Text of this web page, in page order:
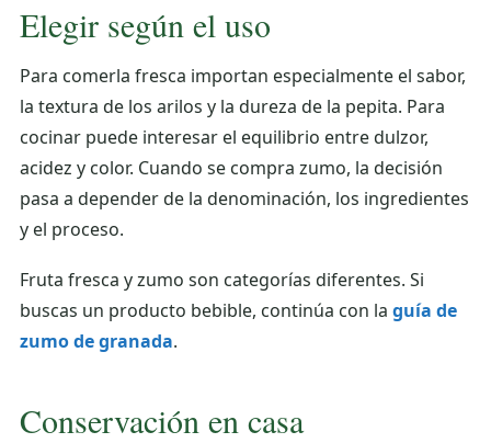
Elegir según el uso
Para comerla fresca importan especialmente el sabor,
la textura de los arilos y la dureza de la pepita. Para
cocinar puede interesar el equilibrio entre dulzor,
acidez y color. Cuando se compra zumo, la decisión
pasa a depender de la denominación, los ingredientes
y el proceso.
Fruta fresca y zumo son categorías diferentes. Si
buscas un producto bebible, continúa con la guía de
zumo de granada.
Conservación en casa